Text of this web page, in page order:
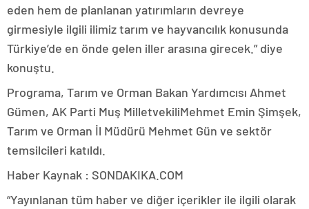
eden hem de planlanan yatırımların devreye
girmesiyle ilgili ilimiz tarım ve hayvancılık konusunda
Türkiye’de en önde gelen iller arasına girecek.” diye
konuştu.
Programa, Tarım ve Orman Bakan Yardımcısı Ahmet
Gümen, AK Parti Muş MilletvekiliMehmet Emin Şimşek,
Tarım ve Orman İl Müdürü Mehmet Gün ve sektör
temsilcileri katıldı.
Haber Kaynak : SONDAKIKA.COM
“Yayınlanan tüm haber ve diğer içerikler ile ilgili olarak